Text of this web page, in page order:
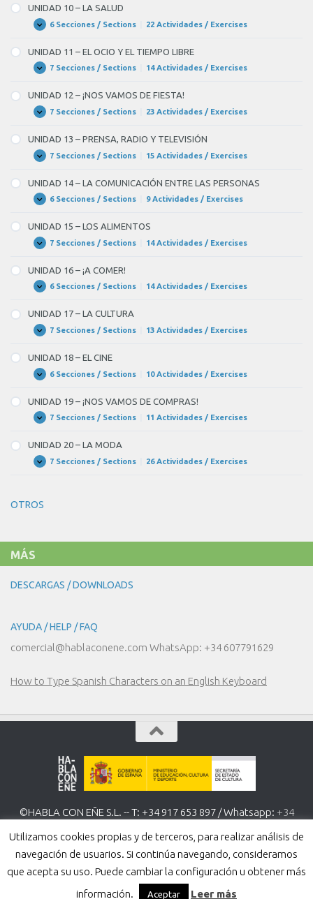
–
EL
CUERPO
Y
HIGIENE
PERSONAL
UNIDAD 10 – LA SALUD
Expandir
UNIDAD
–
LA
SALUD
6 Secciones / Sections 22 Actividades / Exercises
UNIDAD 11 – EL OCIO Y EL TIEMPO LIBRE
Expandir
UNIDAD
–
EL
OCIO
Y
TIEMPO
LIBRE
7 Secciones / Sections 14 Actividades / Exercises
UNIDAD 12 – ¡NOS VAMOS DE FIESTA!
Expandir
UNIDAD
–
¡NOS
VAMOS
DE
7 Secciones / Sections 23 Actividades / Exercises
UNIDAD 13 – PRENSA, RADIO Y TELEVISIÓN
Expandir
UNIDAD
–
PRENSA,
RADIO
Y
7 Secciones / Sections 15 Actividades / Exercises
UNIDAD 14 – LA COMUNICACIÓN ENTRE LAS PERSONAS
Expandir
UNIDAD
–
LA
COMUNICACIÓN
ENTRE
PERSONAS
6 Secciones / Sections 9 Actividades / Exercises
UNIDAD 15 – LOS ALIMENTOS
Expandir
UNIDAD
–
LOS
ALIMENTOS
7 Secciones / Sections 14 Actividades / Exercises
UNIDAD 16 – ¡A COMER!
Expandir
UNIDAD
–
¡A
COMER!
6 Secciones / Sections 14 Actividades / Exercises
UNIDAD 17 – LA CULTURA
Expandir
UNIDAD
–
LA
CULTURA
7 Secciones / Sections 13 Actividades / Exercises
UNIDAD 18 – EL CINE
Expandir
UNIDAD
–
EL
CINE
6 Secciones / Sections 10 Actividades / Exercises
UNIDAD 19 – ¡NOS VAMOS DE COMPRAS!
Expandir
UNIDAD
–
¡NOS
VAMOS
DE
7 Secciones / Sections 11 Actividades / Exercises
UNIDAD 20 – LA MODA
Expandir
UNIDAD
MODA
7 Secciones / Sections 26 Actividades / Exercises
OTROS
MÁS
DESCARGAS / DOWNLOADS
AYUDA / HELP / FAQ
comercial@hablaconene.com WhatsApp: +34 607791629
How to Type Spanish Characters on an English Keyboard
©HABLA CON EÑE S.L. -- T: +34 917 653 897 / Whatsapp: +34
Política de Privacidad-Política de cookies
Utilizamos cookies propias y de terceros, para realizar análisis de
navegación de usuarios. Si continúa navegando, consideramos
que acepta su uso. Puede cambiar la configuración u obtener más
información.
Aceptar Leer más